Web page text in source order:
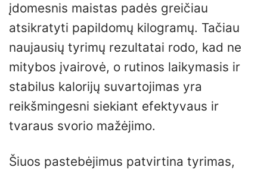
įdomesnis maistas padės greičiau
atsikratyti papildomų kilogramų. Tačiau
naujausių tyrimų rezultatai rodo, kad ne
mitybos įvairovė, o rutinos laikymasis ir
stabilus kalorijų suvartojimas yra
reikšmingesni siekiant efektyvaus ir
tvaraus svorio mažėjimo.
Šiuos pastebėjimus patvirtina tyrimas,